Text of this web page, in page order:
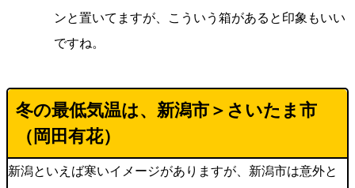
ンと置いてますが、こういう箱があると印象もいい
ですね。
冬の最低気温は、新潟市＞さいたま市
（岡田有花）
新潟といえば寒いイメージがありますが、新潟市は意外と